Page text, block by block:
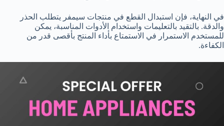
في النهاية، فإن استبدال القطع في منتجات سيمفر يتطلب الحذر
والدقة. بالتقيد بالتعليمات واستخدام الأدوات المناسبة، يمكن
للمستخدم الاستمرار في الاستمتاع بأداء المنتج بأقصى قدر من
الكفاءة.